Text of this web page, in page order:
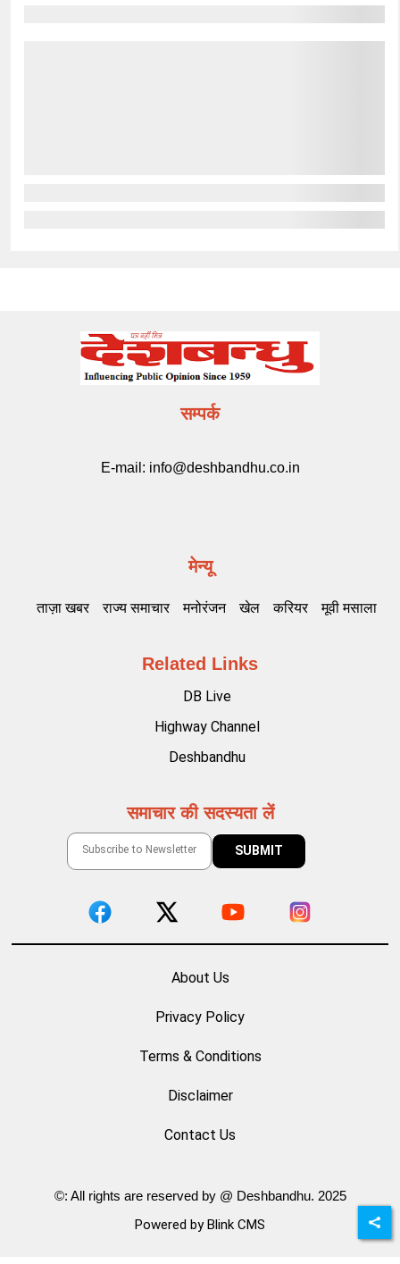
सम्पर्क
E-mail: info@deshbandhu.co.in
मेन्यू
ताज़ा खबर राज्य समाचार मनोरंजन खेल करियर मूवी मसाला
Related Links
DB Live
Highway Channel
Deshbandhu
समाचार की सदस्यता लें
About Us
Privacy Policy
Terms & Conditions
Disclaimer
Contact Us
©: All rights are reserved by @ Deshbandhu. 2025
Powered by Blink CMS